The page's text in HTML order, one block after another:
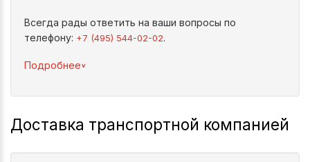
Всегда рады ответить на ваши вопросы по
телефону: +7 (495) 544-02-02.
Подробнее^
Доставка транспортной компанией